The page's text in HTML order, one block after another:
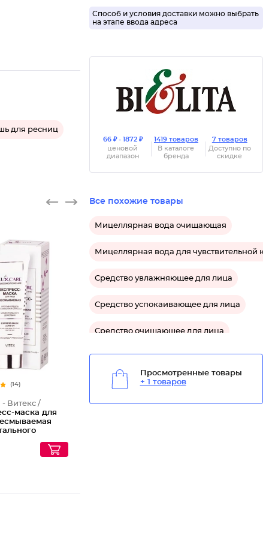
для ресниц
(14)
- Витекс /
маска для
усталости и
Способ и условия доставки можно выбрать
на этапе ввода адреса
66 ₽ - 1872 ₽
ценовой
диапазон
1419 товаров
В каталоге
бренда
7 товаров
Доступно по
скидке
Все похожие товары
Мицеллярная вода очищающая
Мицеллярная вода для чувствительной
Средство увлажняющее для лица
Средство успокаивающее для лица
Средство очищающее для лица
Просмотренные товары
+ 1 товаров